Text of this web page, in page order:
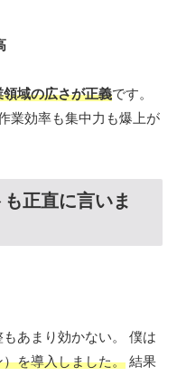
領域の広さが正義です。
業効率も集中力も爆上が
正直に言いま
あまり効かない。 僕は
を導入しました。 結果